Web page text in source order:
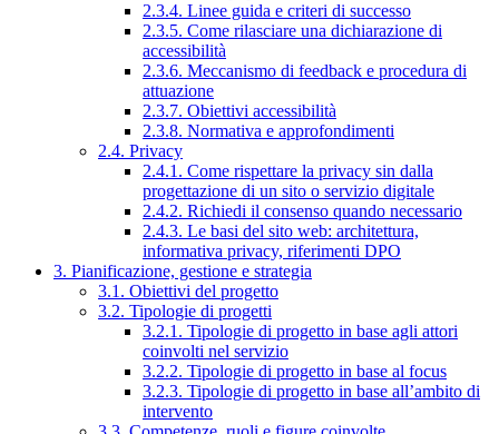
2.3.4. Linee guida e criteri di successo
2.3.5. Come rilasciare una dichiarazione di
accessibilità
2.3.6. Meccanismo di feedback e procedura di
attuazione
2.3.7. Obiettivi accessibilità
2.3.8. Normativa e approfondimenti
2.4. Privacy
2.4.1. Come rispettare la privacy sin dalla
progettazione di un sito o servizio digitale
2.4.2. Richiedi il consenso quando necessario
2.4.3. Le basi del sito web: architettura,
informativa privacy, riferimenti DPO
3. Pianificazione, gestione e strategia
3.1. Obiettivi del progetto
3.2. Tipologie di progetti
3.2.1. Tipologie di progetto in base agli attori
coinvolti nel servizio
3.2.2. Tipologie di progetto in base al focus
3.2.3. Tipologie di progetto in base all’ambito di
intervento